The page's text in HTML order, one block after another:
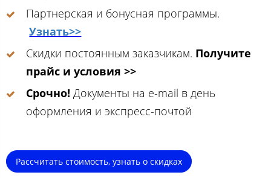
Партнерская и бонусная программы.
Узнать>>
Скидки постоянным заказчикам. Получите
прайс и условия >>
Срочно! Документы на e-mail в день
оформления и экспресс-почтой
Рассчитать стоимость, узнать о скидках